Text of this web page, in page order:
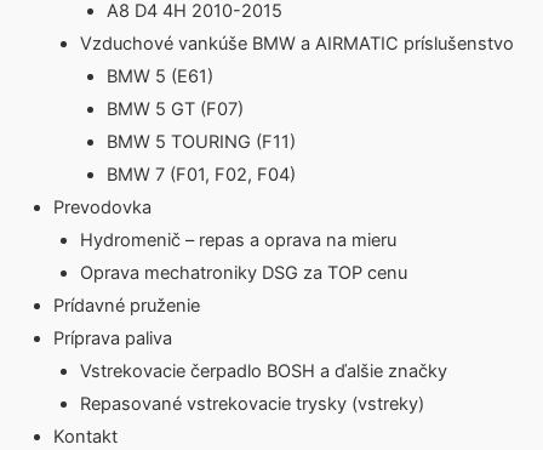
A8 D4 4H 2010-2015
Vzduchové vankúše BMW a AIRMATIC príslušenstvo
BMW 5 (E61)
BMW 5 GT (F07)
BMW 5 TOURING (F11)
BMW 7 (F01, F02, F04)
Prevodovka
Hydromenič – repas a oprava na mieru
Oprava mechatroniky DSG za TOP cenu
Prídavné pruženie
Príprava paliva
Vstrekovacie čerpadlo BOSH a ďalšie značky
Repasované vstrekovacie trysky (vstreky)
Kontakt